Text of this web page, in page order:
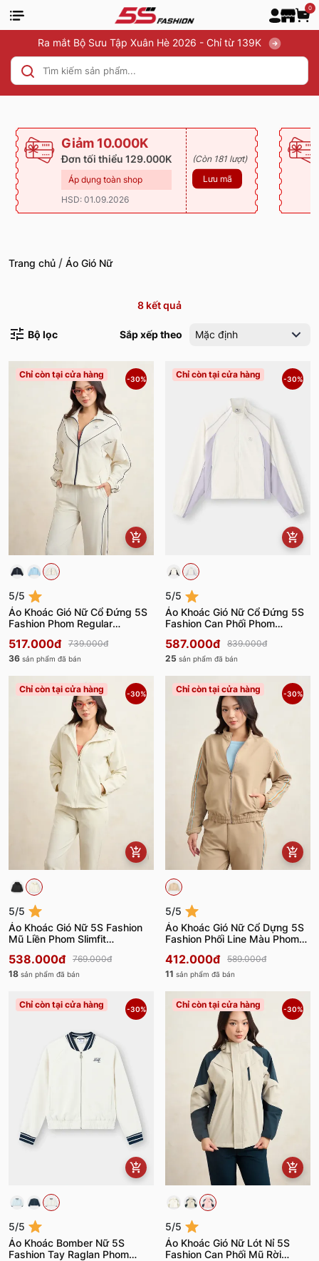
0
Ra mắt Bộ Sưu Tập Xuân Hè 2026 - Chỉ từ 139K
Giảm 10.000K
Đơn tối thiểu 129.000K
Áp dụng toàn shop
HSD: 01.09.2026
(Còn 181 lượt)
Lưu mã
Trang chủ / Áo Gió Nữ
8 kết quả
Bộ lọc Sắp xếp theo Mặc định
Chỉ còn tại cửa hàng -30%
5/5
Áo Khoác Gió Nữ Cổ Đứng 5S
Fashion Phom Regular
517.000đ
739.000đ
36 sản phẩm đã bán
Chỉ còn tại cửa hàng -30%
5/5
Áo Khoác Gió Nữ Cổ Đứng 5S
Fashion Can Phối Phom
587.000đ
839.000đ
25 sản phẩm đã bán
Chỉ còn tại cửa hàng -30%
5/5
Áo Khoác Gió Nữ 5S Fashion
Mũ Liền Phom Slimfit
538.000đ
769.000đ
18 sản phẩm đã bán
Chỉ còn tại cửa hàng -30%
5/5
Áo Khoác Gió Nữ Cổ Dựng 5S
Fashion Phối Line Màu Phom
412.000đ
589.000đ
11 sản phẩm đã bán
Chỉ còn tại cửa hàng -30%
5/5
Áo Khoác Bomber Nữ 5S
Fashion Tay Raglan Phom
Chỉ còn tại cửa hàng -30%
5/5
Áo Khoác Gió Nữ Lót Nỉ 5S
Fashion Can Phối Mũ Rời